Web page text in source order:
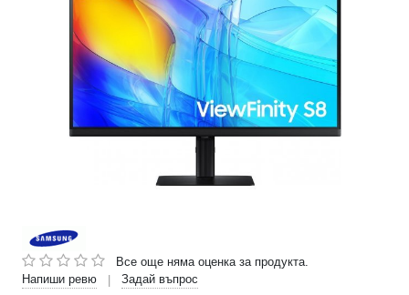
Все още няма оценка за продукта.
Напиши ревю
| Задай въпрос